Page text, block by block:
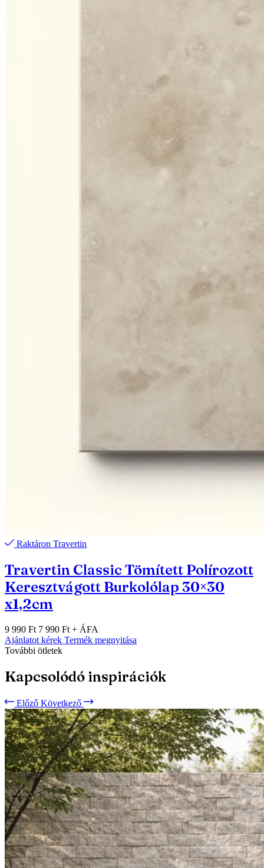
Raktáron Travertin
Travertin Classic Tömített Polírozott
Keresztvágott Burkolólap 30×30
x1,2cm
9 990 Ft 7 990 Ft + ÁFA
Ajánlatot kérek Termék megnyitása
További ötletek
Kapcsolódó inspirációk
Előző Következő